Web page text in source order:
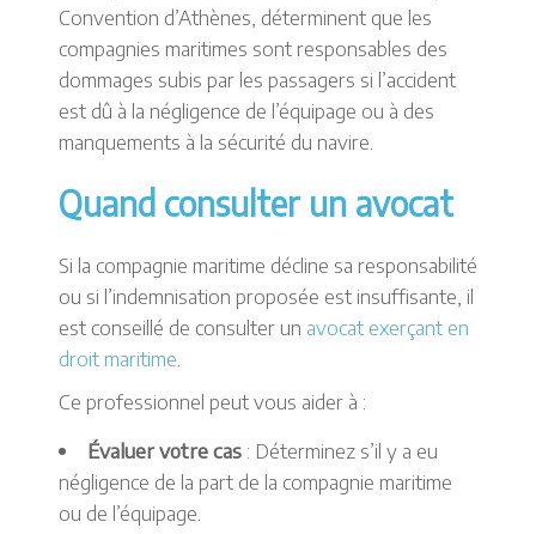
Convention d’Athènes, déterminent que les
compagnies maritimes sont responsables des
dommages subis par les passagers si l’accident
est dû à la négligence de l’équipage ou à des
manquements à la sécurité du navire.
Quand consulter un avocat
Si la compagnie maritime décline sa responsabilité
ou si l’indemnisation proposée est insuffisante, il
est conseillé de consulter un avocat exerçant en
droit maritime
Ce professionnel peut vous aider à :
Évaluer votre cas : Déterminez s’il y a eu
négligence de la part de la compagnie maritime
ou de l’équipage.